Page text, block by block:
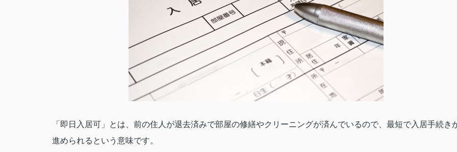
「即日入居可」とは、前の住人が退去済みで部屋の修繕やクリーニングが済んでいるので、最短で入居手続き
進められるという意味です。